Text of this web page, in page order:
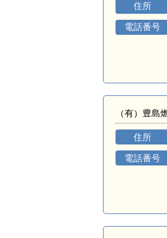
住所
電話番号
（有）豊島
住所
電話番号